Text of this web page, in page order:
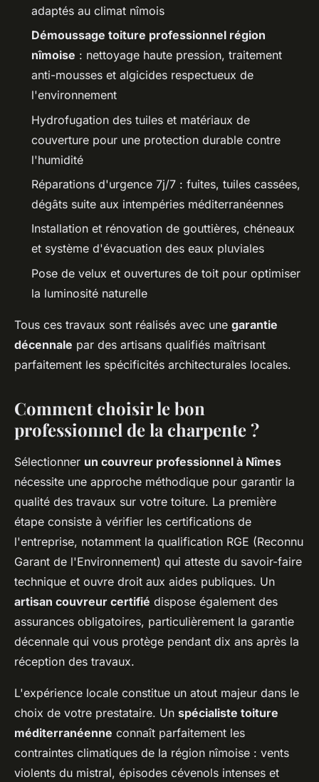
adaptés au climat nîmois
Démoussage toiture professionnel région
nîmoise : nettoyage haute pression, traitement
anti-mousses et algicides respectueux de
l'environnement
Hydrofugation des tuiles et matériaux de
couverture pour une protection durable contre
l'humidité
Réparations d'urgence 7j/7 : fuites, tuiles cassées,
dégâts suite aux intempéries méditerranéennes
Installation et rénovation de gouttières, chéneaux
et système d'évacuation des eaux pluviales
Pose de velux et ouvertures de toit pour optimiser
la luminosité naturelle
Tous ces travaux sont réalisés avec une garantie
décennale par des artisans qualifiés maîtrisant
parfaitement les spécificités architecturales locales.
Comment choisir le bon
professionnel de la charpente ?
Sélectionner un couvreur professionnel à Nîmes
nécessite une approche méthodique pour garantir la
qualité des travaux sur votre toiture. La première
étape consiste à vérifier les certifications de
l'entreprise, notamment la qualification RGE (Reconnu
Garant de l'Environnement) qui atteste du savoir-faire
technique et ouvre droit aux aides publiques. Un
artisan couvreur certifié dispose également des
assurances obligatoires, particulièrement la garantie
décennale qui vous protège pendant dix ans après la
réception des travaux.
L'expérience locale constitue un atout majeur dans le
choix de votre prestataire. Un spécialiste toiture
méditerranéenne connaît parfaitement les
contraintes climatiques de la région nîmoise : vents
violents du mistral, épisodes cévenols intenses et